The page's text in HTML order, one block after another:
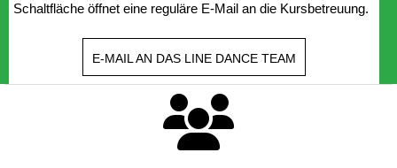
Schaltfläche öffnet eine reguläre E-Mail an die Kursbetreuung.
E-MAIL AN DAS LINE DANCE TEAM